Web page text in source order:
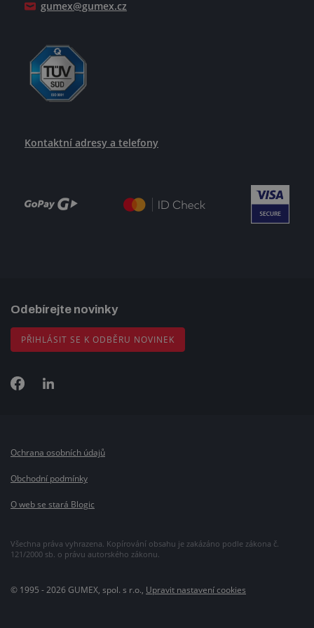
gumex@gumex.cz
Kontaktní adresy a telefony
Odebírejte novinky
PŘIHLÁSIT SE K ODBĚRU NOVINEK
Všechna práva vyhrazena. Kopírování obsahu je zakázáno podle zákona č.
121/2000 sb. o právu autorského zákonu.
Ochrana osobních údajů
Obchodní podmínky
O web se stará Blogic
© 1995 - 2026 GUMEX, spol. s r.o., Upravit nastavení cookies